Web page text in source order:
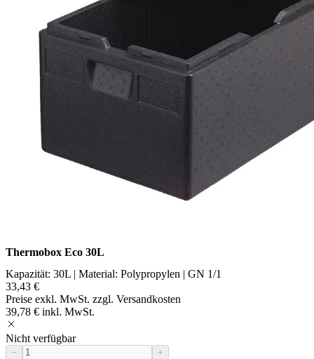
Thermobox Eco 30L
Kapazität: 30L | Material: Polypropylen | GN 1/1
33,43 €
Preise exkl. MwSt. zzgl. Versandkosten
39,78 € inkl. MwSt.
Nicht verfügbar
− +